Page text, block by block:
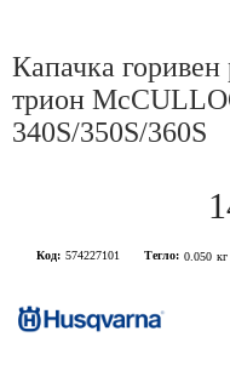
Капачка горивен
трион
340S/350S/360S
Код: 574227101 Тегло: 0.050 кг